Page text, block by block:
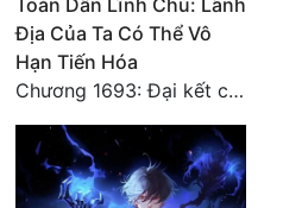
Toàn Dân Lĩnh Chủ: Lãnh
Địa Của Ta Có Thể Vô
Hạn Tiến Hóa
Chương 1693: Đại kết cục